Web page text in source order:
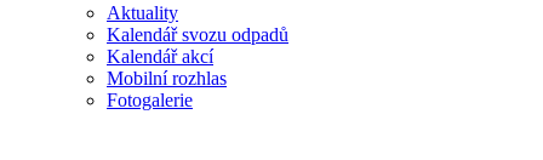
Aktuality
Kalendář svozu odpadů
Kalendář akcí
Mobilní rozhlas
Fotogalerie